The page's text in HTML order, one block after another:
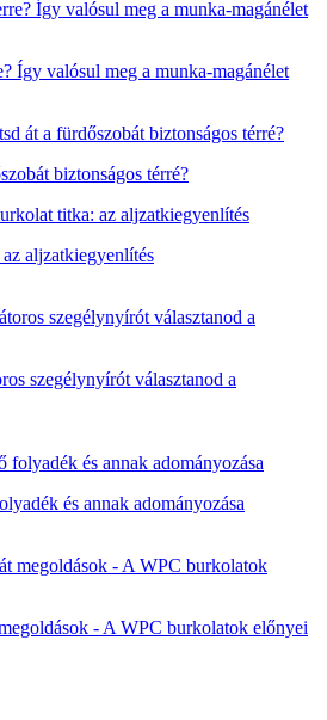
Így valósul meg a munka-magánélet
biztonságos térré?
aljzatkiegyenlítés
szegélynyírót választanod a
és annak adományozása
- A WPC burkolatok előnyei